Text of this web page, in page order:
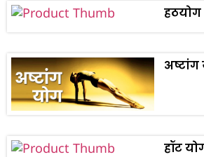
हठयोग
अष्टांग
हॉट